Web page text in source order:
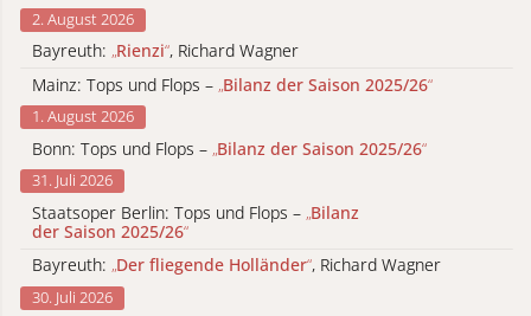
2. August 2026
Bayreuth: „Rienzi“, Richard Wagner
Mainz: Tops und Flops – „Bilanz der Saison 2025/26“
1. August 2026
Bonn: Tops und Flops – „Bilanz der Saison 2025/26“
31. Juli 2026
Staatsoper Berlin: Tops und Flops – „Bilanz
der Saison 2025/26“
Bayreuth: „Der fliegende Holländer“, Richard Wagner
30. Juli 2026